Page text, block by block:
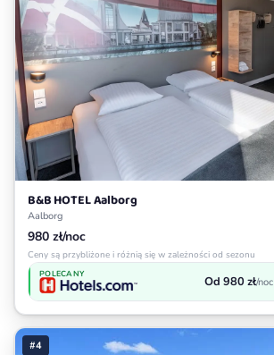
B&B HOTEL Aalborg
Aalborg
980 zł/noc
Ceny są przybliżone i różnią się w zależności od sezonu
POLECANY Od 980 zł/noc
#4